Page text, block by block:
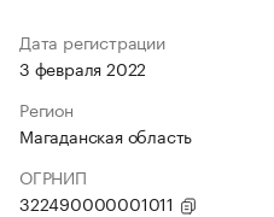
Дата регистрации
3 февраля 2022
Регион
Магаданская область
ОГРНИП
322490000001011